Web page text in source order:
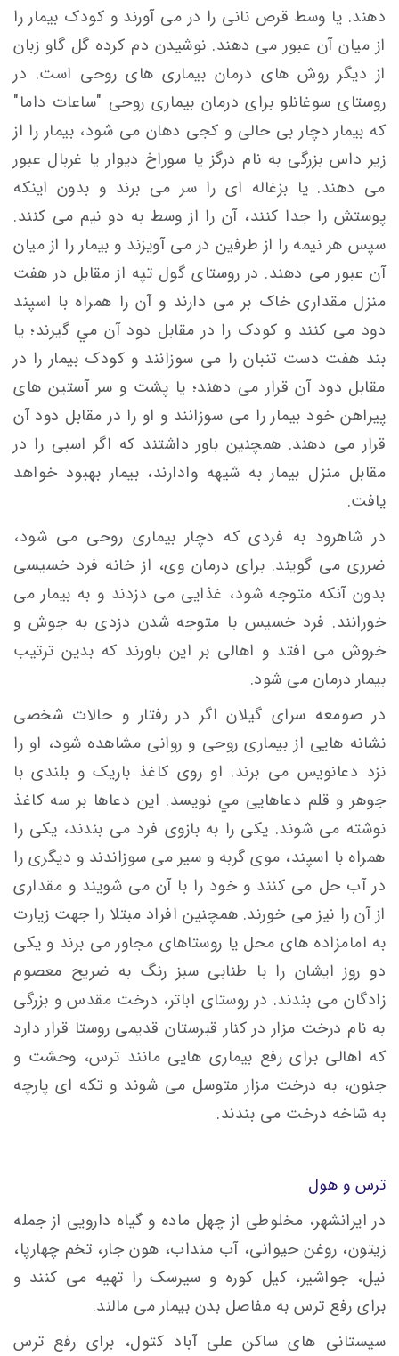
دهند. یا وسط قرص نانی را در می آورند و كودک بیمار را
از ميان آن عبور می دهند. نوشیدن دم كرده گل گاو زبان
از ديگر روش های درمان بيماری های روحی است. در
روستای سوغانلو برای درمان بیماری روحی "ساعات داما"
که بیمار دچار بی حالی و کجی دهان می شود، بيمار را از
زير داس بزرگی به نام درگز يا سوراخ ديوار يا غربال عبور
می دهند. یا بزغاله ای را سر می برند و بدون اينكه
پوستش را جدا كنند، آن را از وسط به دو نيم می كنند.
سپس هر نيمه را از طرفين در می آويزند و بيمار را از ميان
آن عبور می دهند. در روستای گول تپه از مقابل در هفت
منزل مقداری خاک بر می دارند و آن را همراه با اسپند
دود می كنند و كودک را در مقابل دود آن مي گيرند؛ يا
بند هفت دست تنبان را می سوزانند و كودک بيمار را در
مقابل دود آن قرار می دهند؛ یا پشت و سر آستين های
پيراهن خود بيمار را می سوزانند و او را در مقابل دود آن
قرار می دهند. همچنین باور داشتند که اگر اسبی را در
مقابل منزل بيمار به شيهه وادارند، بیمار بهبود خواهد
یافت.
در شاهرود به فردی كه دچار بيماری روحی می شود،
ضرری می گويند. برای درمان وی، از خانه فرد خسيسی
بدون آنکه متوجه شود، غذايی می دزدند و به بيمار می
خورانند. فرد خسيس با متوجه شدن دزدی به جوش و
خروش می افتد و اهالی بر اين باورند كه بدین ترتیب
بيمار درمان می شود.
در صومعه سرای گیلان اگر در رفتار و حالات شخصی
نشانه هايی از بيماری روحی و روانی مشاهده شود، او را
نزد دعانويس می برند. او روی كاغذ باريک و بلندی با
جوهر و قلم دعاهايی مي نویسد. اين دعاها بر سه كاغذ
نوشته می شوند. يكی را به بازوی فرد می بندند، يكی را
همراه با اسپند، موی گربه و سير می سوزاندند و ديگری را
در آب حل می کنند و خود را با آن می شویند و مقداری
از آن را نیز می خورند. همچنين افراد مبتلا را جهت زيارت
به امامزاده های محل يا روستاهای مجاور می برند و يكی
دو روز ایشان را با طنابی سبز رنگ به ضريح معصوم
زادگان می بندند. در روستای اباتر، درخت مقدس و بزرگی
به نام درخت مزار در كنار قبرستان قديمی روستا قرار دارد
که اهالی برای رفع بيماری هايی مانند ترس، وحشت و
جنون، به درخت مزار متوسل می شوند و تكه ای پارچه
به شاخه درخت می بندند.
ترس و هول
در ایرانشهر، مخلوطی از چهل ماده و گیاه دارویی از جمله
زیتون، روغن حیوانی، آب منداب، هون جار، تخم چهارپا،
نیل، جواشیر، کیل کوره و سیرسک را تهیه می کنند و
برای رفع ترس به مفاصل بدن بیمار می مالند.
سیستانی های ساکن علی آباد کتول، برای رفع ترس